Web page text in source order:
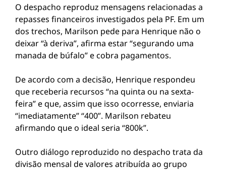
O despacho reproduz mensagens relacionadas a
repasses financeiros investigados pela PF. Em um
dos trechos, Marilson pede para Henrique não o
deixar “à deriva”, afirma estar “segurando uma
manada de búfalo” e cobra pagamentos.
De acordo com a decisão, Henrique respondeu
que receberia recursos “na quinta ou na sexta-
feira” e que, assim que isso ocorresse, enviaria
“imediatamente” “400”. Marilson rebateu
afirmando que o ideal seria “800k”.
Outro diálogo reproduzido no despacho trata da
divisão mensal de valores atribuída ao grupo